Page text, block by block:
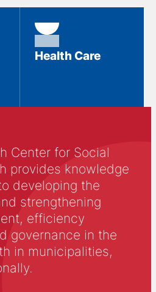
Health Care
Center for Social
provides knowledge
developing the
strengthening
efficiency
governance in the
in municipalities,